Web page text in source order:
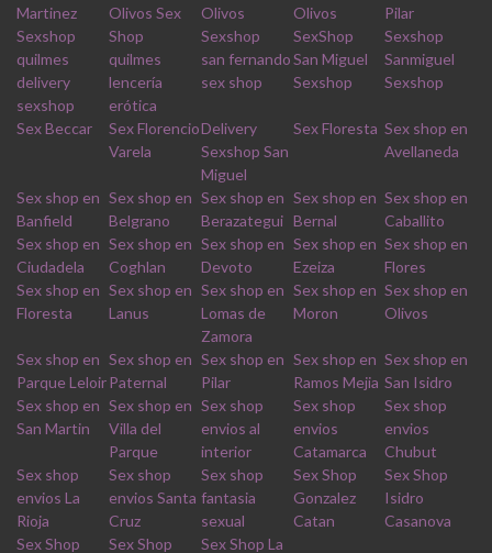
Martinez
Sexshop
Olivos Sex
Shop
Olivos
Sexshop
Olivos
SexShop
Pilar
Sexshop
quilmes
delivery
sexshop
quilmes
lencería
erótica
san fernando
sex shop
San Miguel
Sexshop
Sanmiguel
Sexshop
Sex Beccar
Sex Florencio
Varela
Delivery
Sexshop San
Miguel
Sex Floresta Sex shop en
Avellaneda
Sex shop en
Banfield
Sex shop en
Belgrano
Sex shop en
Berazategui
Sex shop en
Bernal
Sex shop en
Caballito
Sex shop en
Ciudadela
Sex shop en
Coghlan
Sex shop en
Devoto
Sex shop en
Ezeiza
Sex shop en
Flores
Sex shop en
Floresta
Sex shop en
Lanus
Sex shop en
Lomas de
Zamora
Sex shop en
Moron
Sex shop en
Olivos
Sex shop en
Parque Leloir
Sex shop en
Paternal
Sex shop en
Pilar
Sex shop en
Ramos Mejia
Sex shop en
San Isidro
Sex shop en
San Martin
Sex shop en
Villa del
Parque
Sex shop
envios al
interior
Sex shop
envios
Catamarca
Sex shop
envios
Chubut
Sex shop
envios La
Rioja
Sex shop
envios Santa
Cruz
Sex shop
fantasia
sexual
Sex Shop
Gonzalez
Catan
Sex Shop
Isidro
Casanova
Sex Shop
Sex Shop Sex Shop La